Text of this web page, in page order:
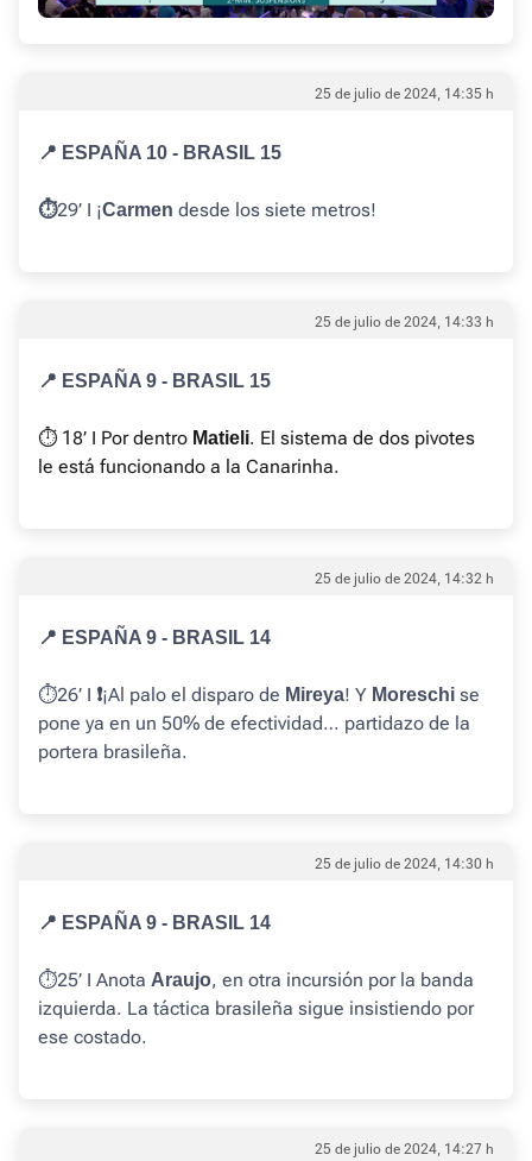
25 de julio de 2024, 14:35 h
📍 ESPAÑA 10 - BRASIL 15
⏱️29’ I ¡Carmen desde los siete metros!
25 de julio de 2024, 14:33 h
📍 ESPAÑA 9 - BRASIL 15
⏱️ 18’ I Por dentro Matieli. El sistema de dos pivotes
le está funcionando a la Canarinha.
25 de julio de 2024, 14:32 h
📍 ESPAÑA 9 - BRASIL 14
⏱️26’ I ❗️¡Al palo el disparo de Mireya! Y Moreschi se
pone ya en un 50% de efectividad… partidazo de la
portera brasileña.
25 de julio de 2024, 14:30 h
📍 ESPAÑA 9 - BRASIL 14
⏱️25’ I Anota Araujo, en otra incursión por la banda
izquierda. La táctica brasileña sigue insistiendo por
ese costado.
25 de julio de 2024, 14:27 h